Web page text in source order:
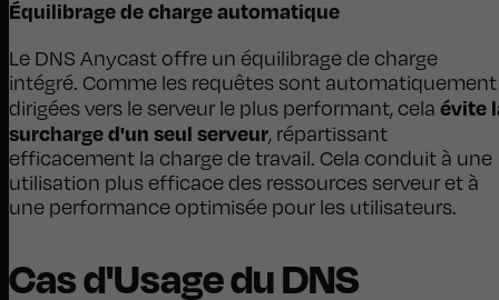
Équilibrage de charge automatique
Le DNS Anycast offre un équilibrage de charge
intégré. Comme les requêtes sont automatiquement
dirigées vers le serveur le plus performant, cela évite
surcharge d'un seul serveur, répartissant
efficacement la charge de travail. Cela conduit à une
utilisation plus efficace des ressources serveur et à
une performance optimisée pour les utilisateurs.
Cas d'Usage du DNS